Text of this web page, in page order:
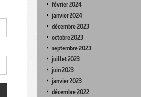
février 2024
janvier 2024
décembre 2023
octobre 2023
septembre 2023
juillet 2023
juin 2023
janvier 2023
décembre 2022